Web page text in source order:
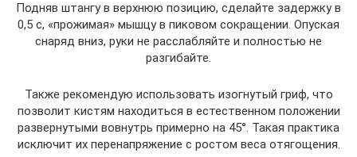
Подняв штангу в верхнюю позицию, сделайте задержку в
0,5 с, «прожимая» мышцу в пиковом сокращении. Опуская
снаряд вниз, руки не расслабляйте и полностью не
разгибайте.
Также рекомендую использовать изогнутый гриф, что
позволит кистям находиться в естественном положении
развернутыми вовнутрь примерно на 45°. Такая практика
исключит их перенапряжение с ростом веса отягощения.